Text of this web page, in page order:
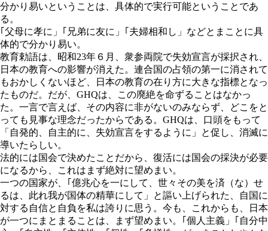
分かり易いということは、具体的で実行可能ということであ
る。
｢父母に孝に」｢兄弟に友に」｢夫婦相和し」などとまことに具
体的で分かり易い。
教育勅語は、昭和23年６月、衆参両院で失効宣言が採択され、
日本の教育への影響が消えた。連合国の占領の第一に消されて
もおかしくないほど、日本の教育の在り方に大きな指標となっ
たものだ。だが、GHQは、この廃絶を命ずることはなかっ
た。一言で言えば、その内容に非がないのみならず、どこをと
っても見事な理念だったからである。GHQは、口頭をもって
「自発的、自主的に、失効宣言をするように」と促し、消滅に
導いたらしい。
法的には国会で決めたことだから、復活には国会の採決が必要
になるから、これはまず絶対に望めまい。
一つの国家が、｢億兆心を一にして、世々その美を済（な）せ
るは、此れ我が国体の精華にして」と謳い上げられた、自国に
対する自信と自負を私は誇りに思う。今も、これからも、日本
が一つにまとまることは、まず望めまい。｢個人主義」｢自分中